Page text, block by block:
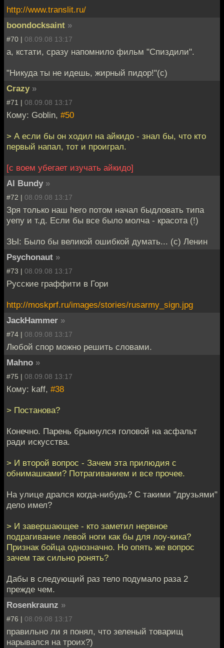
http://www.translit.ru/
boondocksaint »
#70 | 08.09.08 13:17
а, кстати, сразу напомнило фильм "Спиздили".
"Никуда ты не идешь, жирный пидор!"(с)
Crazy »
#71 | 08.09.08 13:17
Кому: Goblin, #50
> А если бы он ходил на айкидо - знал бы, что кто
первый напал, тот и проиграл.
[с воем убегает изучать айкидо]
Al Bundy »
#72 | 08.09.08 13:17
Зря только наш hero потом начал быдловать типа
уепу и т.д. Если бы все было молча - красота (!)
ЗЫ: Было бы великой ошибкой думать... (с) Ленин
Psychonaut »
#73 | 08.09.08 13:17
Русские граффити в Гори
http://moskprf.ru/images/stories/rusarmy_sign.jpg
JackHammer »
#74 | 08.09.08 13:17
Любой спор можно решить словами.
Mahno »
#75 | 08.09.08 13:17
Кому: kaff, #38
> Постанова?
Конечно. Парень брыкнулся головой на асфальт
ради искусства.
> И второй вопрос - Зачем эта прилюдия с
обнимашками? Потрагиванием и все прочее.
На улице дрался когда-нибудь? С такими "друзьями"
дело имел?
> И завершающее - кто заметил нервное
подрагивание левой ноги как бы для лоу-кика?
Признак бойца однозначно. Но опять же вопрос
зачем так сильно ронять?
Дабы в следующий раз тело подумало раза 2
прежде чем.
Rosenkraunz »
#76 | 08.09.08 13:17
правильно ли я понял, что зеленый товарищ
нарывался на троих?)